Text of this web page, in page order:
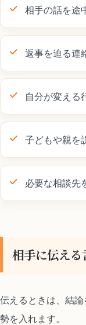
相手の話を途
返事を迫る連
自分が変える
子どもや親を
必要な相談先
相手に伝える
伝えるときは、結
勢を入れます。